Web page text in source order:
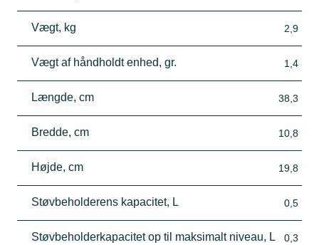
Vægt, kg 2,9
Vægt af håndholdt enhed, gr. 1,4
Længde, cm 38,3
Bredde, cm 10,8
Højde, cm 19,8
Støvbeholderens kapacitet, L 0,5
Støvbeholderkapacitet op til maksimalt niveau, L 0,3